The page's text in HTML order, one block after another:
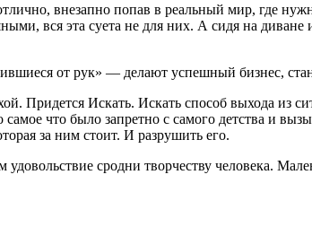
внезапно попав в реальный мир, где
вся эта суета не для них. А сидя на диване
от рук» — делают успешный бизнес,
Придется Искать. Искать способ выхода из
что было запретно с самого детства и
за ним стоит. И разрушить его.
сродни творчеству человека.